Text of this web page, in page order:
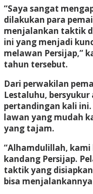
“Saya sangat
dilakukan para
menjalankan taktik
ini yang menjadi
melawan Persijap,”
tahun tersebut.
Dari perwakilan
Lestaluhu,
pertandingan kali
lawan yang mudah
yang tajam.
“Alhamdulillah,
kandang Persijap.
taktik yang
bisa